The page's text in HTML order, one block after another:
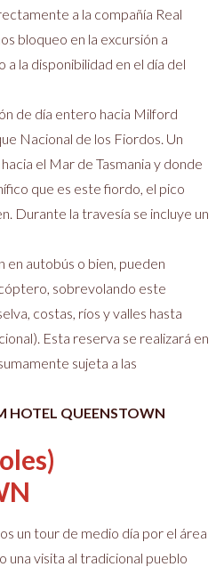
a la compañía Real
bloqueo en la excursión a
la disponibilidad en el día del
de día entero hacia Milford
Nacional de los Fiordos. Un
el Mar de Tasmania y donde
que es este fiordo, el pico
Durante la travesía se incluye un
en autobús o bien, pueden
sobrevolando este
costas, ríos y valles hasta
Esta reserva se realizará en
sujeta a las
HOTEL QUEENSTOWN
un tour de medio día por el área
una visita al tradicional pueblo